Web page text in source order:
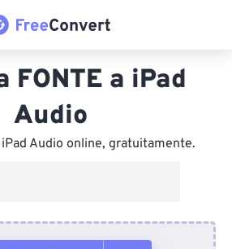
FONTE a iPad
Audio
Audio online, gratuitamente.